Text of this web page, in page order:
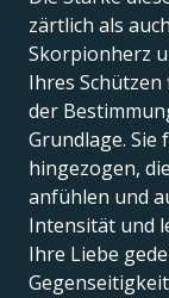
zärtlich als
Skorpionherz
Ihres Schützen
der
Grundlage. Sie
hingezogen,
anfühlen und
Intensität und
Ihre Liebe